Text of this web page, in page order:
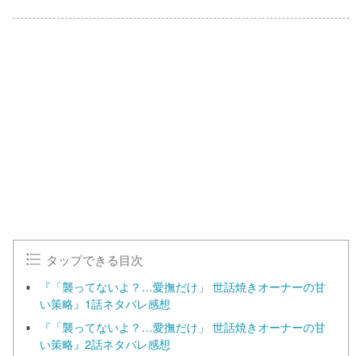
タップできる目次
『「襲ってないよ？…愛撫だけ」 世話焼きオーナーの甘
い策略』1話ネタバレ感想
『「襲ってないよ？…愛撫だけ」 世話焼きオーナーの甘
い策略』2話ネタバレ感想